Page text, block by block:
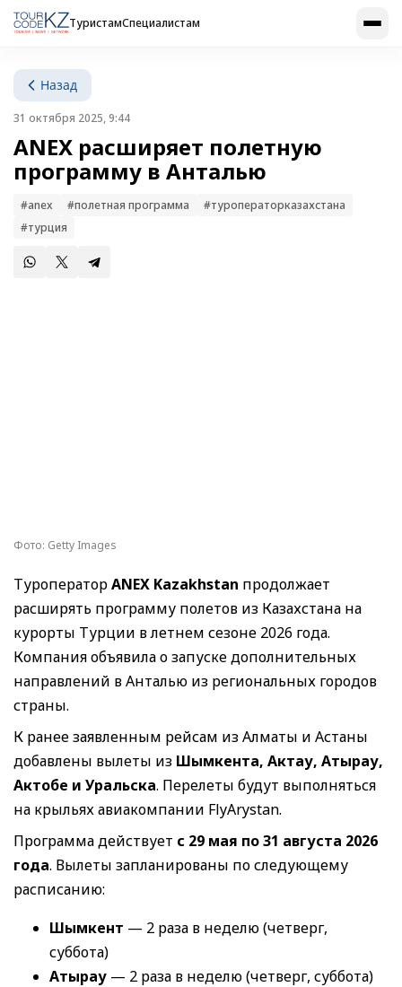
ТуристамСпециалистам
Назад
31 октября 2025, 9:44
ANEX расширяет полетную
программу в Анталью
#anex #полетная программа
#туроператорказахстана
#турция
Фото: Getty Images
ТуроператорANEX Kazakhstan продолжает
расширять программу полетов из Казахстана на
курорты Турции в летнем сезоне 2026 года.
Компания объявила о запуске дополнительных
направлений в Анталью из региональных городов
страны.
К ранее заявленным рейсам из Алматы и Астаны
добавлены вылеты из Шымкента, Актау, Атырау,
Актобе и Уральска. Перелеты будут выполняться
на крыльях авиакомпании FlyArystan.
Программа действует с 29 мая по 31 августа 2026
года. Вылеты запланированы по следующему
расписанию:
Шымкент — 2 раза в неделю (четверг,
суббота)
Атырау — 2 раза в неделю (четверг, суббота)